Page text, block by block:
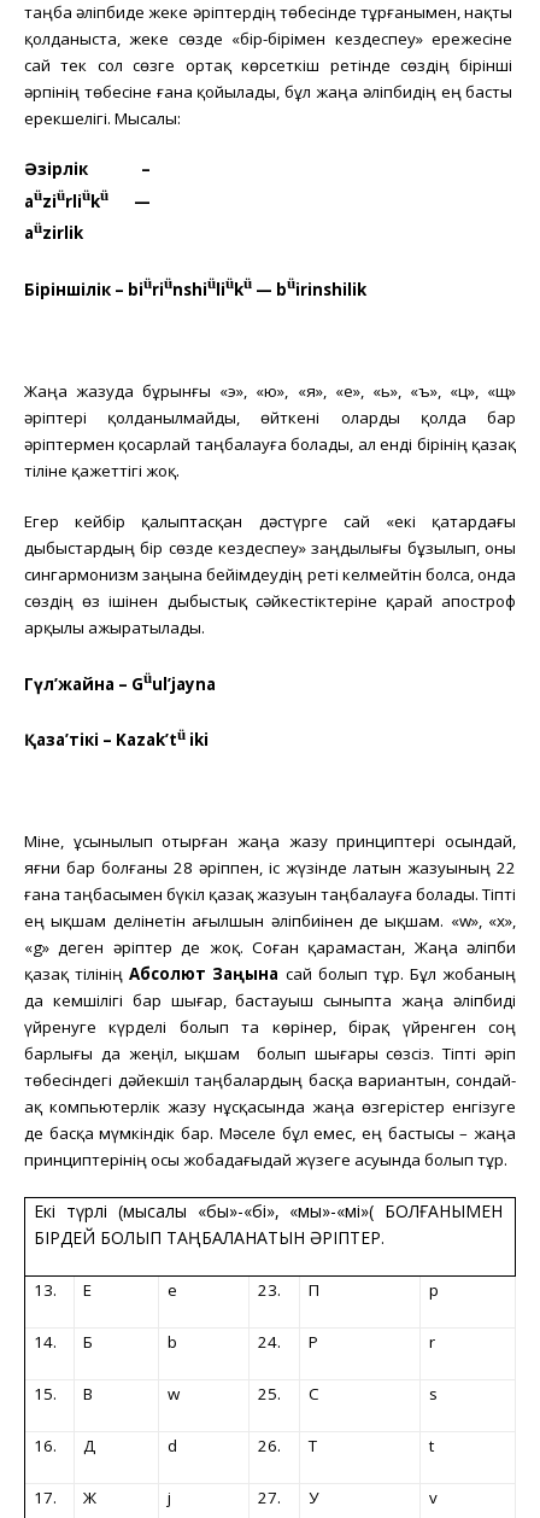
таңба әліпбиде жеке әріптердің төбесінде тұрғанымен, нақты
қолданыста, жеке сөзде «бір-бірімен кездеспеу» ережесіне
сай тек сол сөзге ортақ көрсеткіш ретінде сөздің бірінші
әрпінің төбесіне ғана қойылады, бұл жаңа әліпбидің ең басты
ерекшелігі. Мысалы:
Әзірлік –
aüziürliükü —
aüzirlik
Біріншілік – biüriünshiüliükü — büirinshilik
Жаңа жазуда бұрынғы «э», «ю», «я», «е», «ь», «ъ», «ц», «щ»
әріптері қолданылмайды, өйткені оларды қолда бар
әріптермен қосарлай таңбалауға болады, ал енді бірінің қазақ
тіліне қажеттігі жоқ.
Егер кейбір қалыптасқан дәстүрге сай «екі қатардағы
дыбыстардың бір сөзде кездеспеу» заңдылығы бұзылып, оны
сингармонизм заңына бейімдеудің реті келмейтін болса, онда
сөздің өз ішінен дыбыстық сәйкестіктеріне қарай апостроф
арқылы ажыратылады.
Гүл’жайна – Güul’jayna
Қазақ’тікі – Kazak’tü iki
Міне, ұсынылып отырған жаңа жазу принциптері осындай,
яғни бар болғаны 28 әріппен, іс жүзінде латын жазуының 22
ғана таңбасымен бүкіл қазақ жазуын таңбалауға болады. Тіпті
ең ықшам делінетін ағылшын әліпбиінен де ықшам. «w», «x»,
«g» деген әріптер де жоқ. Соған қарамастан, Жаңа әліпби
қазақ тілініңАбсолют Заңына сай болып тұр. Бұл жобаның
да кемшілігі бар шығар, бастауыш сыныпта жаңа әліпбиді
үйренуге күрделі болып та көрінер, бірақ үйренген соң
барлығы да жеңіл, ықшам
болып шығары сөзсіз. Тіпті әріп
төбесіндегі дәйекшіл таңбалардың басқа вариантын, сондай-
ақ компьютерлік жазу нұсқасында жаңа өзгерістер енгізуге
де басқа мүмкіндік бар. Мәселе бұл емес, ең бастысы – жаңа
принциптерінің осы жобадағыдай жүзеге асуында болып тұр.
Екі түрлі (мысалы «бы»-«бі», «мы»-«мі»( БОЛҒАНЫМЕН
БІРДЕЙ БОЛЫП ТАҢБАЛАНАТЫН ӘРІПТЕР.
13. Е e 23. П p
14. Б b 24. Р r
15. В w 25. С s
16. Д d 26. Т t
17. Ж j 27. У v